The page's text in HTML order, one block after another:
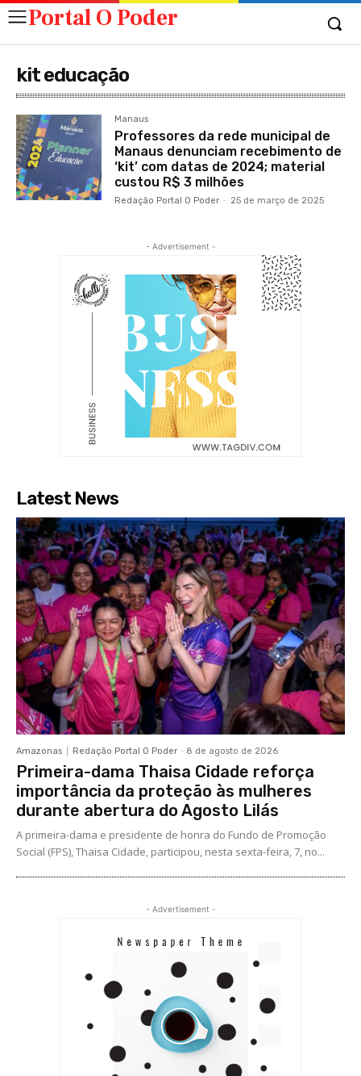
Portal O Poder
kit educação
Manaus
Professores da rede municipal de
Manaus denunciam recebimento de
‘kit’ com datas de 2024; material
custou R$ 3 milhões
Redação Portal O Poder - 25 de março de 2025
- Advertisement -
Latest News
Amazonas Redação Portal O Poder - 8 de agosto de 2026
Primeira-dama Thaisa Cidade reforça
importância da proteção às mulheres
durante abertura do Agosto Lilás
A primeira-dama e presidente de honra do Fundo de Promoção
Social (FPS), Thaisa Cidade, participou, nesta sexta-feira, 7, no...
- Advertisement -